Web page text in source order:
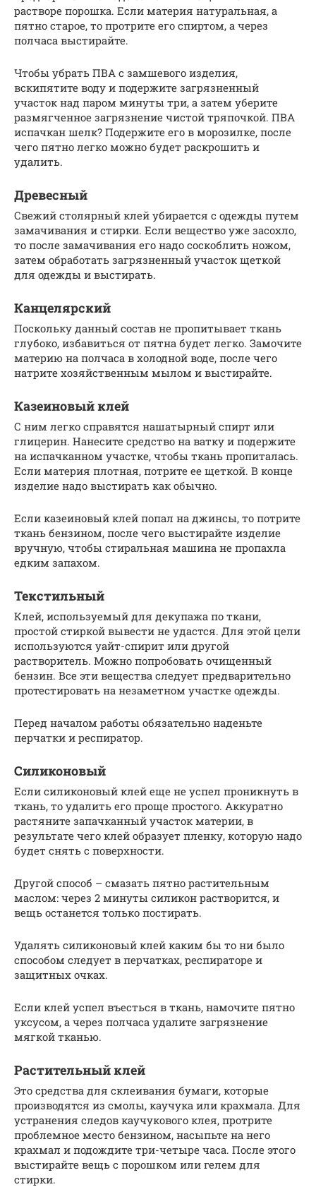
растворе порошка. Если материя натуральная, а
пятно старое, то протрите его спиртом, а через
полчаса выстирайте.
Чтобы убрать ПВА с замшевого изделия,
вскипятите воду и подержите загрязненный
участок над паром минуты три, а затем уберите
размягченное загрязнение чистой тряпочкой. ПВА
испачкан шелк? Подержите его в морозилке, после
чего пятно легко можно будет раскрошить и
удалить.
Древесный
Свежий столярный клей убирается с одежды путем
замачивания и стирки. Если вещество уже засохло,
то после замачивания его надо соскоблить ножом,
затем обработать загрязненный участок щеткой
для одежды и выстирать.
Канцелярский
Поскольку данный состав не пропитывает ткань
глубоко, избавиться от пятна будет легко. Замочите
материю на полчаса в холодной воде, после чего
натрите хозяйственным мылом и выстирайте.
Казеиновый клей
С ним легко справятся нашатырный спирт или
глицерин. Нанесите средство на ватку и подержите
на испачканном участке, чтобы ткань пропиталась.
Если материя плотная, потрите ее щеткой. В конце
изделие надо выстирать как обычно.
Если казеиновый клей попал на джинсы, то потрите
ткань бензином, после чего выстирайте изделие
вручную, чтобы стиральная машина не пропахла
едким запахом.
Текстильный
Клей, используемый для декупажа по ткани,
простой стиркой вывести не удастся. Для этой цели
используются уайт-спирит или другой
растворитель. Можно попробовать очищенный
бензин. Все эти вещества следует предварительно
протестировать на незаметном участке одежды.
Перед началом работы обязательно наденьте
перчатки и респиратор.
Силиконовый
Если силиконовый клей еще не успел проникнуть в
ткань, то удалить его проще простого. Аккуратно
растяните запачканный участок материи, в
результате чего клей образует пленку, которую надо
будет снять с поверхности.
Другой способ – смазать пятно растительным
маслом: через 2 минуты силикон растворится, и
вещь останется только постирать.
Удалять силиконовый клей каким бы то ни было
способом следует в перчатках, респираторе и
защитных очках.
Если клей успел въесться в ткань, намочите пятно
уксусом, а через полчаса удалите загрязнение
мягкой тканью.
Растительный клей
Это средства для склеивания бумаги, которые
производятся из смолы, каучука или крахмала. Для
устранения следов каучукового клея, протрите
проблемное место бензином, насыпьте на него
крахмал и подождите три-четыре часа. После этого
выстирайте вещь с порошком или гелем для
стирки.